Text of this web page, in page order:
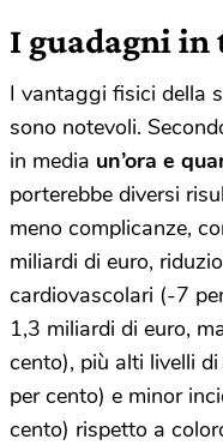
I guadagni
I vantaggi fisici della
sono notevoli.
in media un’ora e
porterebbe diversi
meno complicanze,
miliardi di euro,
cardiovascolari (-7
1,3 miliardi di euro,
cento), più alti livelli
per cento) e minor
cento) rispetto a